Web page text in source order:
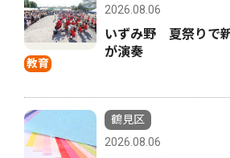
教育
2026.08.06
いずみ野 夏祭りで
が演奏
鶴見区
2026.08.06